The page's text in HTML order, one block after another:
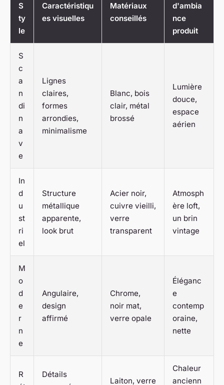
S
ty
le
Caractéristiqu
es visuelles
Matériaux
conseillés
d'ambia
nce
produit
S
c
a
n
di
n
a
v
e
Lignes
claires,
formes
arrondies,
minimalisme
Blanc, bois
clair, métal
brossé
Lumière
douce,
espace
aérien
In
d
u
st
ri
el
Structure
métallique
apparente,
look brut
Acier noir,
cuivre vieilli,
verre
transparent
Atmosph
ère loft,
un brin
vintage
M
o
d
e
r
n
e
Angulaire,
design
affirmé
Chrome,
noir mat,
verre opale
Éléganc
e
contemp
oraine,
nette
R
Détails
Laiton, verre
Chaleur
ancienn